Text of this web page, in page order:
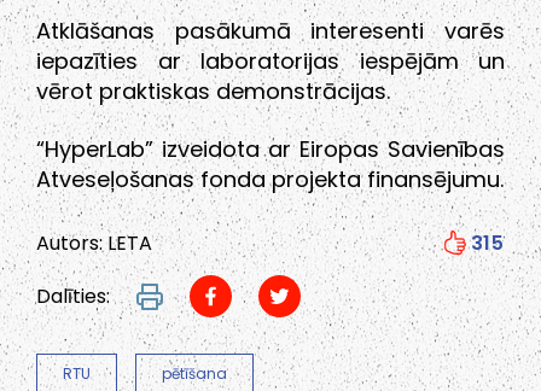
Atklāšanas pasākumā interesenti varēs
iepazīties ar laboratorijas iespējām un
vērot praktiskas demonstrācijas.
“HyperLab” izveidota ar Eiropas Savienības
Atveseļošanas fonda projekta finansējumu.
Autors: LETA
315
Dalīties:
RTU pētīšana